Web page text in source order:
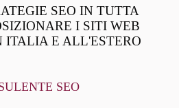
SEO IN TUTTA
I SITI WEB
ITALIA E ALL'ESTERO
SEO